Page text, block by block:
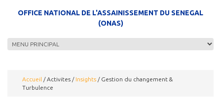
OFFICE NATIONAL DE L'ASSAINISSEMENT DU SENEGAL
(ONAS)
Accueil / Activites / Insights / Gestion du changement &
Turbulence